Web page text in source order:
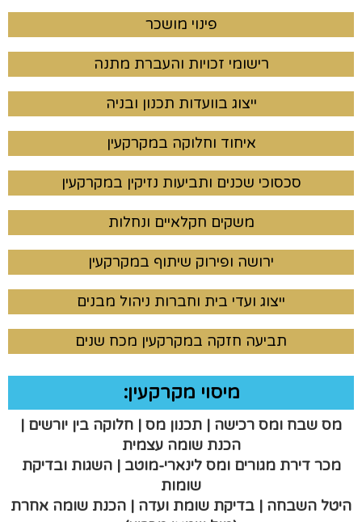
פינוי מושכר
רישומי זכויות והעברת מתנה
ייצוג בוועדות תכנון ובניה
איחוד וחלוקה במקרקעין
סכסוכי שכנים ותביעות נזיקין במקרקעין
משקים חקלאיים ונחלות
ירושה ופירוק שיתוף במקרקעין
ייצוג ועדי בית וחברות ניהול מבנים
תביעה חזקה במקרקעין מכח שנים
מיסוי מקרקעין:
מס שבח ומס רכישה | תכנון מס | חלוקה בין יורשים |
הכנת שומה עצמית
מכר דירת מגורים ומס לינארי-מוטב | השגות ובדיקת
שומות
היטל השבחה | בדיקת שומת ועדה | הכנת שומה אחרת